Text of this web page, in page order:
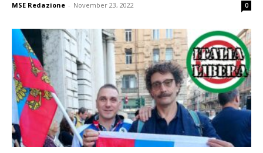
MSE Redazione - November 23, 2022 0